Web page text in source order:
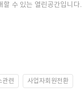
할 수 있는 열린공간입니다.
관련 사업자회원전환